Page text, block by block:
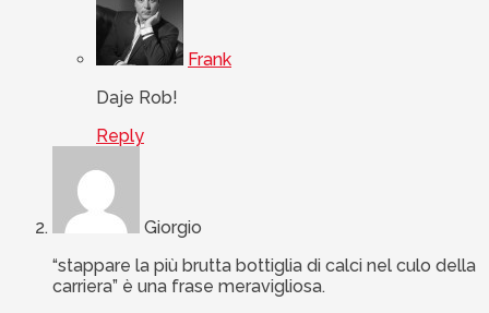
Frank
Daje Rob!
Reply
Giorgio
“stappare la più brutta bottiglia di calci nel culo della
carriera” è una frase meravigliosa.